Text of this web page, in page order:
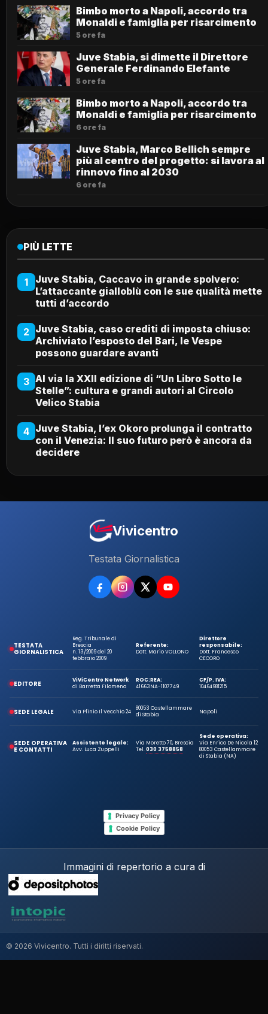
Bimbo morto a Napoli, accordo tra
Monaldi e famiglia per risarcimento
5 ore fa
Juve Stabia, si dimette il Direttore
Generale Ferdinando Elefante
5 ore fa
Bimbo morto a Napoli, accordo tra
Monaldi e famiglia per risarcimento
6 ore fa
Juve Stabia, Marco Bellich sempre
più al centro del progetto: si lavora al
rinnovo fino al 2030
6 ore fa
PIÙ LETTE
1
Juve Stabia, Caccavo in grande spolvero:
L’attaccante gialloblù con le sue qualità mette
tutti d’accordo
2 Juve Stabia, caso crediti di imposta chiuso:
Archiviato l’esposto del Bari, le Vespe
possono guardare avanti
3 Al via la XXII edizione di “Un Libro Sotto le
Stelle”: cultura e grandi autori al Circolo
Velico Stabia
4 Juve Stabia, l’ex Okoro prolunga il contratto
con il Venezia: Il suo futuro però è ancora da
decidere
Vivicentro
Testata Giornalistica
TESTATA
GIORNALISTICA
Reg. Tribunale di
Brescia
n. 13/2009 del 20
febbraio 2009
Referente:
Dott. Mario VOLLONO
Direttore
responsabile:
Dott. Francesco
CECORO
EDITORE
ViViCentro Network
di Barretta Filomena
ROC:
41663
REA:
NA-1107749
CF/P. IVA:
10464981215
SEDE LEGALE Via Plinio Il Vecchio 24
80053 Castellammare
di Stabia
Napoli
SEDE OPERATIVA
E CONTATTI
Assistente legale:
Avv. Luca Zuppelli
Via Moretto 70, Brescia
Tel.030 3758858
Sede operativa:
Via Enrico De Nicola 12
80053 Castellammare
di Stabia (NA)
Privacy Policy
Cookie Policy
Immagini di repertorio a cura di
© 2026 Vivicentro. Tutti i diritti riservati.